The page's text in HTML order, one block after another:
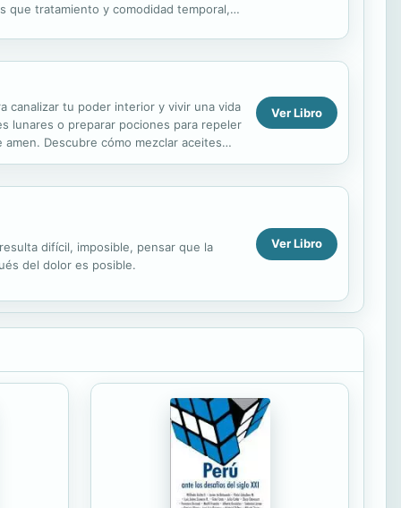
que tratamiento y comodidad temporal,
canalizar tu poder interior y vivir una vida
lunares o preparar pociones para repeler
Descubre cómo mezclar aceites
Ver Libro
difícil, imposible, pensar que la
del dolor es posible.
Ver Libro